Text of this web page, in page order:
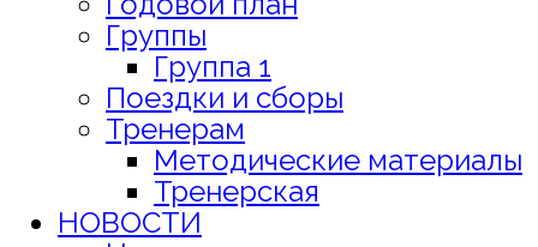
Группы
Группа 1
Поездки и сборы
Тренерам
Методические материалы
Тренерская
НОВОСТИ